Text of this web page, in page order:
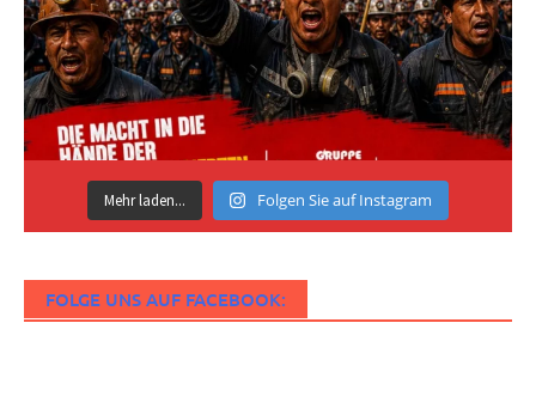
Mehr laden... Folgen Sie auf Instagram
FOLGE UNS AUF FACEBOOK: